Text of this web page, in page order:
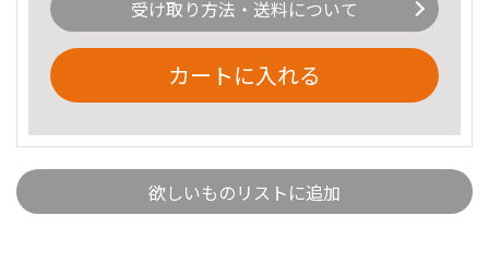
受け取り方法・送料について
カートに入れる
欲しいものリストに追加